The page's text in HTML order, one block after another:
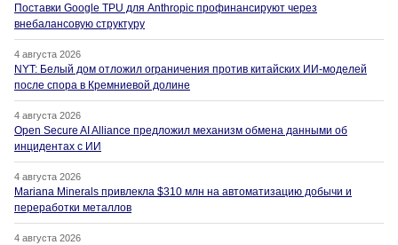
Поставки Google TPU для Anthropic профинансируют через
внебалансовую структуру
4 августа 2026
NYT: Белый дом отложил ограничения против китайских ИИ-моделей
после спора в Кремниевой долине
4 августа 2026
Open Secure AI Alliance предложил механизм обмена данными об
инцидентах с ИИ
4 августа 2026
Mariana Minerals привлекла $310 млн на автоматизацию добычи и
переработки металлов
4 августа 2026